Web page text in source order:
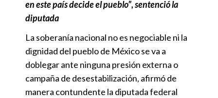
en este país decide el pueblo”, sentenció la
diputada
La soberanía nacional no es negociable ni la
dignidad del pueblo de México se va a
doblegar ante ninguna presión externa o
campaña de desestabilización, afirmó de
manera contundente la diputada federal